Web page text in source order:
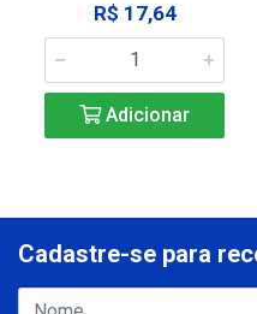
R$ 17,64
Adicionar
Cadastre-se para